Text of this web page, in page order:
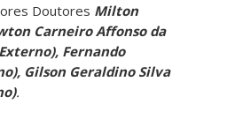
Doutores Milton
Carneiro Affonso da
Fernando
Gilson Geraldino Silva
.